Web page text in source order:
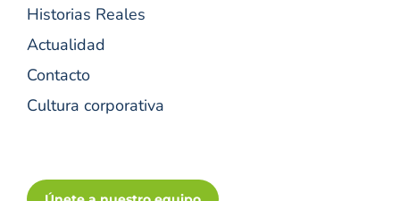
Historias Reales
Actualidad
Contacto
Cultura corporativa